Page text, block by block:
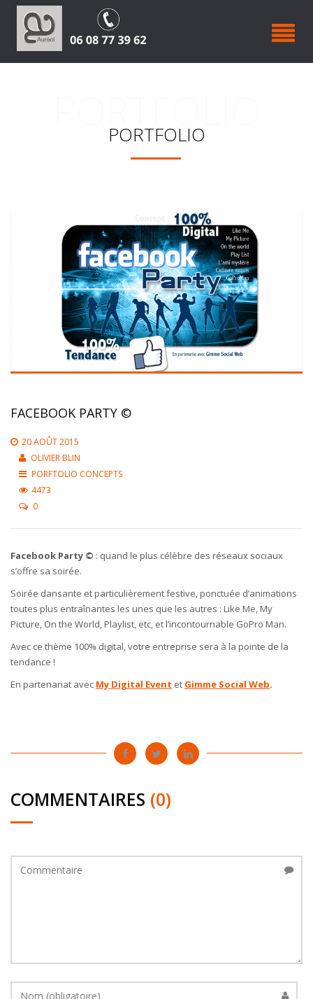
PORTFOLIO
FACEBOOK PARTY ©
20 AOÛT 2015
OLIVIER BLIN
PORFTOLIO CONCEPTS
4473
0
Facebook Party © : quand le plus célèbre des réseaux sociaux
s’offre sa soirée.
Soirée dansante et particulièrement festive, ponctuée d’animations
toutes plus entraînantes les unes que les autres : Like Me, My
Picture, On the World, Playlist, etc, et l’incontournable GoPro Man.
Avec ce thème 100% digital, votre entreprise sera à la pointe de la
tendance !
En partenariat avec My Digital Event et Gimme Social Web.
COMMENTAIRES (0)